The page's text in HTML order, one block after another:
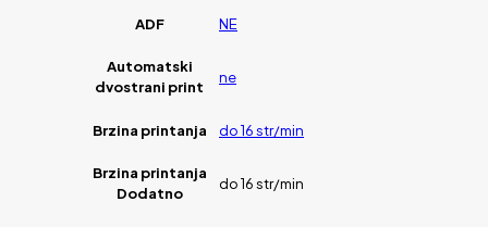
ADF NE
Automatski
dvostrani print
ne
Brzina printanja do 16 str/min
Brzina printanja
Dodatno
do 16 str/min